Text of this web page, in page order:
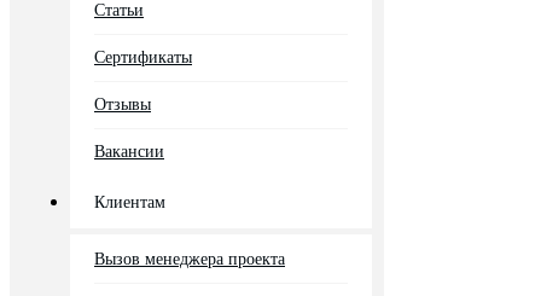
Статьи
Сертификаты
Отзывы
Вакансии
Клиентам
Вызов менеджера проекта